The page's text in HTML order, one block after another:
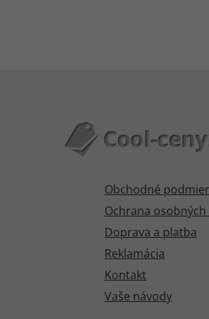
Obchodné
Ochrana
Doprava a platba
Reklamácia
Kontakt
Vaše návody